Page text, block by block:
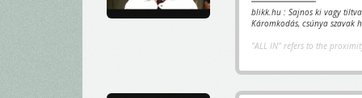
blikk.hu : Sajnos ki vagy
Káromkodás, csúnya szavak
"ALL IN" refers to the